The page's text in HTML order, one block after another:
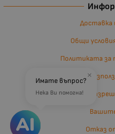
Доставка
Общи
Политиката за
Политика за
Въпроси и
Отказ
×
Имате въпрос?
Нека Ви помогна!